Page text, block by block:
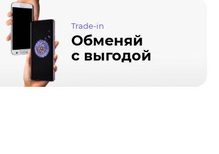
Trade-in
Обменяй
с выгодой